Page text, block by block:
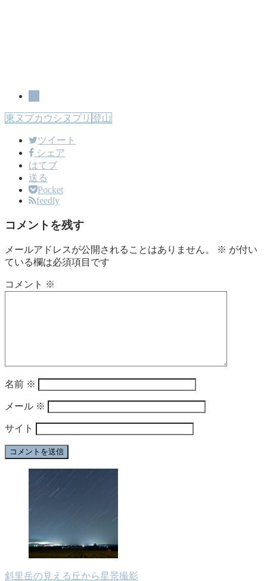
東ヌプカウシヌプリ 登山
ツイート
シェア
はてブ
送る
Pocket
feedly
コメントを残す
メールアドレスが公開されることはありません。 ※ が付い
ている欄は必須項目です
コメント ※
名前 ※
メール ※
サイト
斜里岳の見える丘から星景撮影